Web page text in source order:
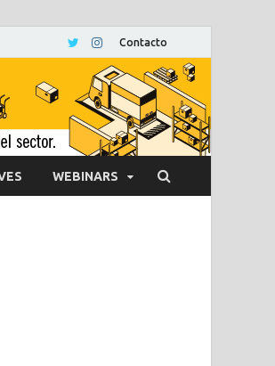
Contacto
WEBINARS